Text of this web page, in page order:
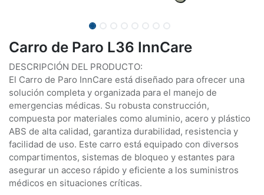
Carro de Paro L36 InnCare
DESCRIPCIÓN DEL PRODUCTO:
El Carro de Paro InnCare está diseñado para ofrecer una
solución completa y organizada para el manejo de
emergencias médicas. Su robusta construcción,
compuesta por materiales como aluminio, acero y plástico
ABS de alta calidad, garantiza durabilidad, resistencia y
facilidad de uso. Este carro está equipado con diversos
compartimentos, sistemas de bloqueo y estantes para
asegurar un acceso rápido y eficiente a los suministros
médicos en situaciones críticas.